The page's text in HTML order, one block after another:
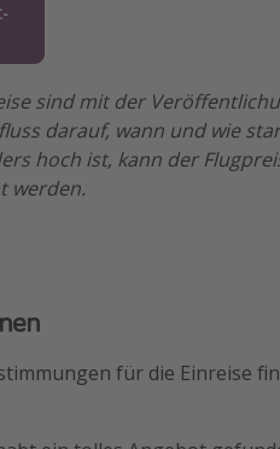
sind mit der
darauf, wann und wie
hoch ist, kann der
werden.
für die Einreise